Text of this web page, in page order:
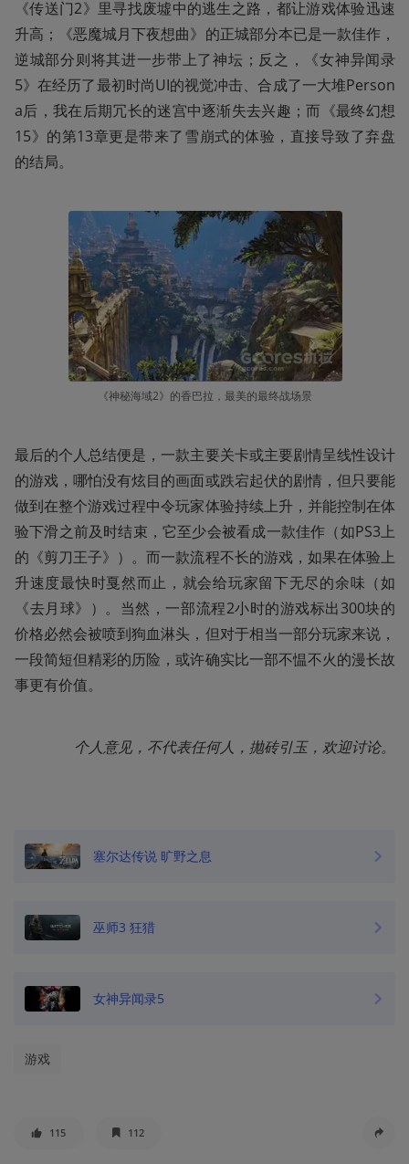
《传送门2》里寻找废墟中的逃生之路，都让游戏体验迅速
升高；《恶魔城月下夜想曲》的正城部分本已是一款佳作，
逆城部分则将其进一步带上了神坛；反之，《女神异闻录
5》在经历了最初时尚UI的视觉冲击、合成了一大堆Person
a后，我在后期冗长的迷宫中逐渐失去兴趣；而《最终幻想
15》的第13章更是带来了雪崩式的体验，直接导致了弃盘
的结局。
《神秘海域2》的香巴拉，最美的最终战场景
最后的个人总结便是，一款主要关卡或主要剧情呈线性设计
的游戏，哪怕没有炫目的画面或跌宕起伏的剧情，但只要能
做到在整个游戏过程中令玩家体验持续上升，并能控制在体
验下滑之前及时结束，它至少会被看成一款佳作（如PS3上
的《剪刀王子》）。而一款流程不长的游戏，如果在体验上
升速度最快时戛然而止，就会给玩家留下无尽的余味（如
《去月球》）。当然，一部流程2小时的游戏标出300块的
价格必然会被喷到狗血淋头，但对于相当一部分玩家来说，
一段简短但精彩的历险，或许确实比一部不愠不火的漫长故
事更有价值。
个人意见，不代表任何人，抛砖引玉，欢迎讨论。
塞尔达传说 旷野之息
巫师3 狂猎
女神异闻录5
游戏
115 112